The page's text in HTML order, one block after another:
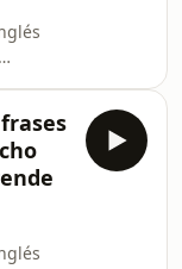
y este
de